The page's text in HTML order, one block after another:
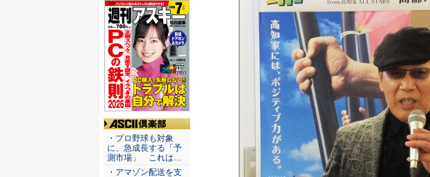
ASCII倶楽部
・プロ野球も対象
に、急成長する「予
測市場」 これは…
・アマゾン配送を支